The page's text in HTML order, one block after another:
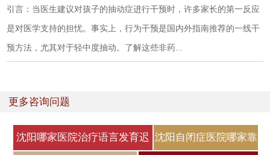
引言：当医生建议对孩子的抽动症进行干预时，许多家长的第一反应
是对医学支持的担忧。事实上，行为干预是国内外指南推荐的一线干
预方法，尤其对于轻中度抽动。了解这些非药...
更多咨询问题
沈阳哪家医院治疗语言发育迟 沈阳自闭症医院哪家靠